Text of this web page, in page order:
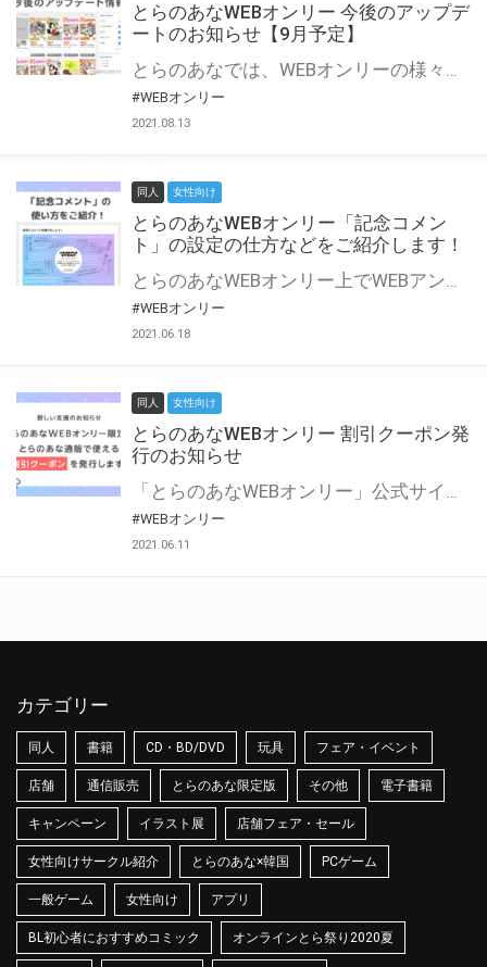
とらのあなWEBオンリー 今後のアップデ
ートのお知らせ【9月予定】
とらのあなでは、WEBオンリーの様々な支援を実施しています。 今回は2021年9月に実装を予定しているアップデート情報についてご紹介いたします。 とらのあなWEBオンリーサイトはこちら
#WEBオンリー
2021.08.13
同人 女性向け
とらのあなWEBオンリー「記念コメン
ト」の設定の仕方などをご紹介します！
とらのあなWEBオンリー上でWEBアンソロジーが作成できる「記念コメント」について、その使い方や作成手順を解説します！ 支援タイプを「サークル参加型」「サークル参加型・マルシェ(イベント会場)機能付き」でお申し込みいただいている主催者様はぜひご活用ください♪ とらのあなWEBオンリーサイトはこちら
#WEBオンリー
2021.06.18
同人 女性向け
とらのあなWEBオンリー 割引クーポン発
行のお知らせ
「とらのあなWEBオンリー」公式サイトでとらのあな通販の「割引クーポン」を配布中！ イベントごとに開催当日限定で使える割引クーポンのシリアルコードを発行します。 とらのあなWEBオンリーのページをチェックして、イベント当日にお得にお買い物を楽しみましょう♪ ※本キャンペーンは予告なく終了する場合がございます。 とらのあなWEBオンリーサイトはこちら
#WEBオンリー
2021.06.11
カテゴリー
同人 書籍 CD・BD/DVD 玩具 フェア・イベント
店舗 通信販売 とらのあな限定版 その他 電子書籍
キャンペーン イラスト展 店舗フェア・セール
女性向けサークル紹介 とらのあな×韓国 PCゲーム
一般ゲーム 女性向け アプリ
BL初心者におすすめコミック オンラインとら祭り2020夏